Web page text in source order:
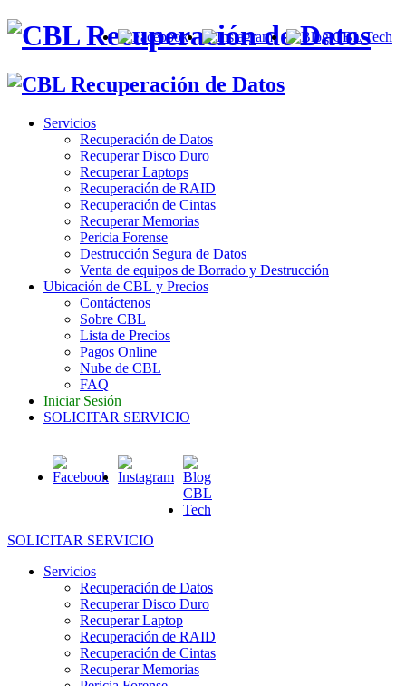
Servicios
Recuperación de Datos
Recuperar Disco Duro
Recuperar Laptops
Recuperación de RAID
Recuperación de Cintas
Recuperar Memorias
Pericia Forense
Destrucción Segura de Datos
Venta de equipos de Borrado y Destrucción
Ubicación de CBL y Precios
Contáctenos
Sobre CBL
Lista de Precios
Pagos Online
Nube de CBL
FAQ
Iniciar Sesión
SOLICITAR SERVICIO
SOLICITAR SERVICIO
Servicios
Recuperación de Datos
Recuperar Disco Duro
Recuperar Laptop
Recuperación de RAID
Recuperación de Cintas
Recuperar Memorias